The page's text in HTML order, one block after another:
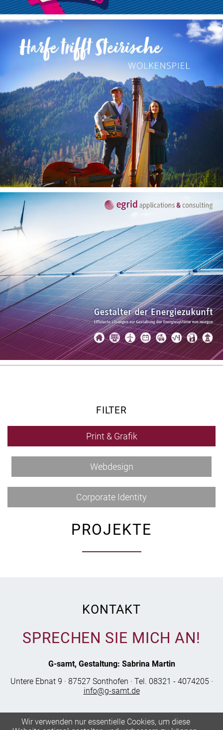
FILTER
Print & Grafik
Webdesign
Corporate Identity
PROJEKTE
KONTAKT
SPRECHEN SIE MICH AN!
G-samt, Gestaltung: Sabrina Martin
Untere Ebnat 9 · 87527 Sonthofen · Tel. 08321 - 4074205 ·
info@g-samt.de
Wir verwenden nur essentielle Cookies, um diese